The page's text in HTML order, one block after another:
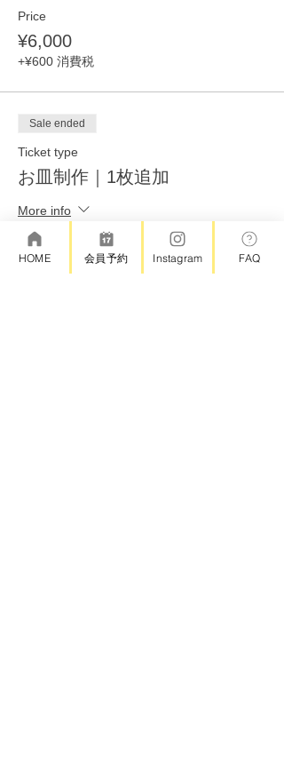
Price
¥6,000
+¥600 消費税
Sale ended
Ticket type
お皿制作｜1枚追加
More info
Price
¥4,000
HOME 会員予約 Instagram FAQ